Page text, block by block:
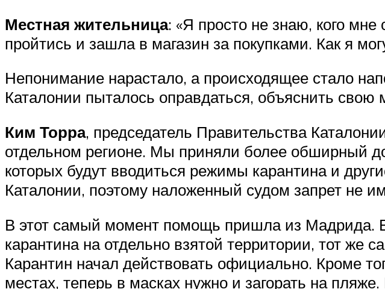
Местная жительница: «Я просто не знаю, кого
пройтись и зашла в магазин за покупками. Как я
Непонимание нарастало, а происходящее стало
Каталонии пыталось оправдаться, объяснить
Ким Торра, председатель Правительства
отдельном регионе. Мы приняли более обширный
которых будут вводиться режимы карантина и
Каталонии, поэтому наложенный судом запрет не
В этот самый момент помощь пришла из Мадрида.
карантина на отдельно взятой территории, тот же
Карантин начал действовать официально. Кроме
местах, теперь в масках нужно и загорать на